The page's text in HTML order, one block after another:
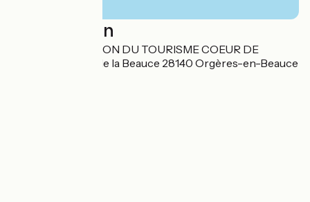
Localisation
Association MAISON DU TOURISME COEUR DE
BEAUCE 5 place de la Beauce 28140 Orgères-en-Beauce